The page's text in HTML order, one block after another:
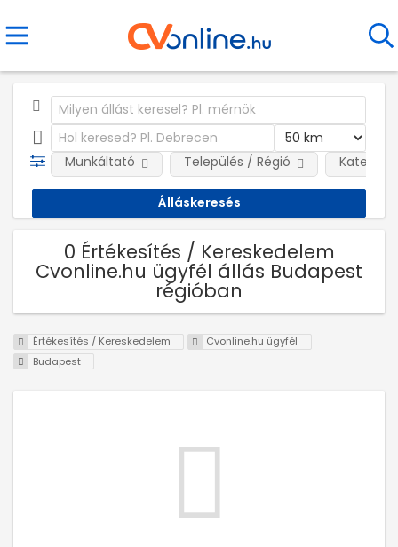
Munkáltató Település / Régió
0 Értékesítés / Kereskedelem
Cvonline.hu ügyfél állás Budapest
régióban
Értékesítés / Kereskedelem
Cvonline.hu ügyfél
Budapest